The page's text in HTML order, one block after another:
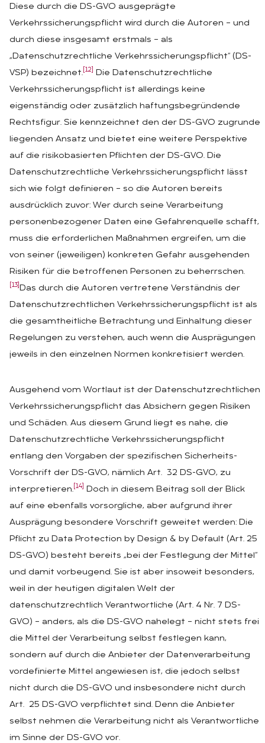
Diese durch die DS-GVO ausgeprägte
Verkehrssicherungspflicht wird durch die Autoren – und
durch diese insgesamt erstmals – als
„Datenschutzrechtliche Verkehrssicherungspflicht“ (DS-
VSP) bezeichnet. [12]
Die Datenschutzrechtliche
Verkehrssicherungspflicht ist allerdings keine
eigenständig oder zusätzlich haftungsbegründende
Rechtsfigur. Sie kennzeichnet den der DS-GVO zugrunde
liegenden Ansatz und bietet eine weitere Perspektive
auf die risikobasierten Pflichten der DS-GVO. Die
Datenschutzrechtliche Verkehrssicherungspflicht lässt
sich wie folgt definieren – so die Autoren bereits
ausdrücklich zuvor: Wer durch seine Verarbeitung
personenbezogener Daten eine Gefahrenquelle schafft,
muss die erforderlichen Maßnahmen ergreifen, um die
von seiner (jeweiligen) konkreten Gefahr ausgehenden
Risiken für die betroffenen Personen zu beherrschen.
[13] Das durch die Autoren vertretene Verständnis der
Datenschutzrechtlichen Verkehrssicherungspflicht ist als
die gesamtheitliche Betrachtung und Einhaltung dieser
Regelungen zu verstehen, auch wenn die Ausprägungen
jeweils in den einzelnen Normen konkretisiert werden.
Ausgehend vom Wortlaut ist der Datenschutzrechtlichen
Verkehrssicherungspflicht das Absichern gegen Risiken
und Schäden. Aus diesem Grund liegt es nahe, die
Datenschutzrechtliche Verkehrssicherungspflicht
entlang den Vorgaben der spezifischen Sicherheits-
Vorschrift der DS-GVO, nämlich Art. 32 DS-GVO, zu
interpretieren. [14]
Doch in diesem Beitrag soll der Blick
auf eine ebenfalls vorsorgliche, aber aufgrund ihrer
Ausprägung besondere Vorschrift geweitet werden: Die
Pflicht zu Data Protection by Design & by Default (Art. 25
DS-GVO) besteht bereits „bei der Festlegung der Mittel“
und damit vorbeugend. Sie ist aber insoweit besonders,
weil in der heutigen digitalen Welt der
datenschutzrechtlich Verantwortliche (Art. 4 Nr. 7 DS-
GVO) – anders, als die DS-GVO nahelegt – nicht stets frei
die Mittel der Verarbeitung selbst festlegen kann,
sondern auf durch die Anbieter der Datenverarbeitung
vordefinierte Mittel angewiesen ist, die jedoch selbst
nicht durch die DS-GVO und insbesondere nicht durch
Art. 25 DS-GVO verpflichtet sind. Denn die Anbieter
selbst nehmen die Verarbeitung nicht als Verantwortliche
im Sinne der DS-GVO vor.